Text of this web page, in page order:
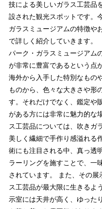
技による美しいガラス工芸品
設された観光スポットです。
ガラスミュージアムの特徴や
で詳しく紹介していきます。
パーク・ガラスミュージアム
が非常に豊富であるという点
海外から入手した特別なもの
ものから、色々な大きさや形
す。それだけでなく、鑑定や
がある方には非常に魅力的な
ス工芸品については、吹きガ
美しく繊細で手作り感溢れる
術にも注目される中、真っ透
ラーリングを施すことで、一
されています。 また、その
ス工芸品が最大限に生きるよ
示室には天井が高く、ゆった